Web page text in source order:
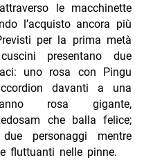
le macchinette
l’acquisto ancora più
per la prima metà
presentano due
uno rosa con Pingu
davanti a una
rosa gigante,
che balla felice;
personaggi mentre
fluttuanti nelle pinne.